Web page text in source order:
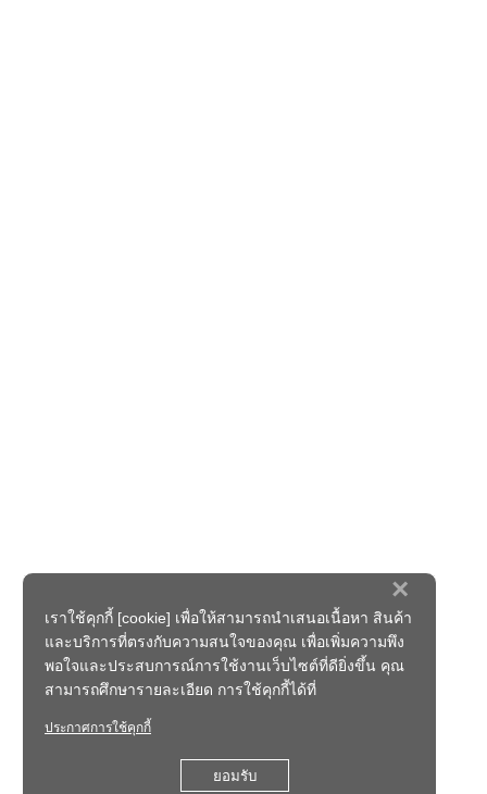
×
เราใช้คุกกี้ [cookie] เพื่อให้สามารถนำเสนอเนื้อหา สินค้า
และบริการที่ตรงกับความสนใจของคุณ เพื่อเพิ่มความพึง
พอใจและประสบการณ์การใช้งานเว็บไซต์ที่ดียิ่งขึ้น คุณ
สามารถศึกษารายละเอียด การใช้คุกกี้ได้ที่
ประกาศการใช้คุกกี้
ยอมรับ